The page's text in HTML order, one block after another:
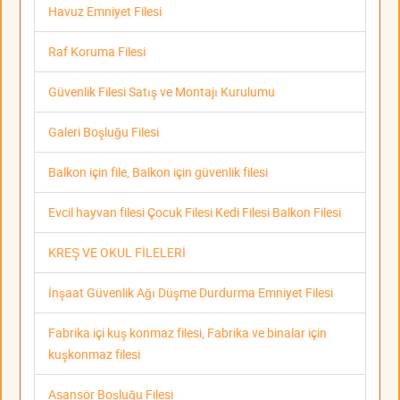
Havuz Emniyet Filesi
Raf Koruma Filesi
Güvenlik Filesi Satış ve Montajı Kurulumu
Galeri Boşluğu Filesi
Balkon için file, Balkon için güvenlik filesi
Evcil hayvan filesi Çocuk Filesi Kedi Filesi Balkon Filesi
KREŞ VE OKUL FİLELERİ
İnşaat Güvenlik Ağı Düşme Durdurma Emniyet Filesi
Fabrika içi kuş konmaz filesi, Fabrika ve binalar için
kuşkonmaz filesi
Asansör Boşluğu Filesi